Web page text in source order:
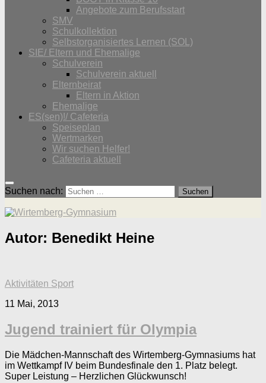
Angebote zum Berufsstart
SMV
Schulkollektion
Selbstorganisiertes Lernen (SOL)
SIE/ Eltern und Ehemalige
Schulverein
Schulverein aktuell
Elternbeirat
Eltern in Aktion
Ehemalige
ES(sen)!/ Cafeteria
Speiseplan
Wertmarken
Wir suchen Helfer!
Cafeteria aktuell
Suchen nach:
Autor: Benedikt Heine
Aktivitäten Sport
11 Mai, 2013
Jugend trainiert für Olympia
Die Mädchen-Mannschaft des Wirtemberg-Gymnasiums hat
im Wettkampf IV beim Bundesfinale den 1. Platz belegt.
Super Leistung – Herzlichen Glückwunsch!